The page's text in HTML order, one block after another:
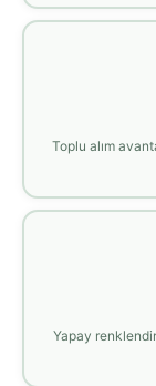
Toplu alım
Yapay